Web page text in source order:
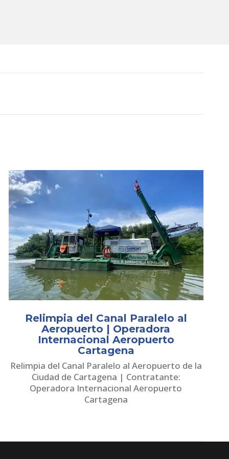
Relimpia del Canal Paralelo al
Aeropuerto | Operadora
Internacional Aeropuerto
Cartagena
Relimpia del Canal Paralelo al Aeropuerto de la
Ciudad de Cartagena | Contratante:
Operadora Internacional Aeropuerto
Cartagena